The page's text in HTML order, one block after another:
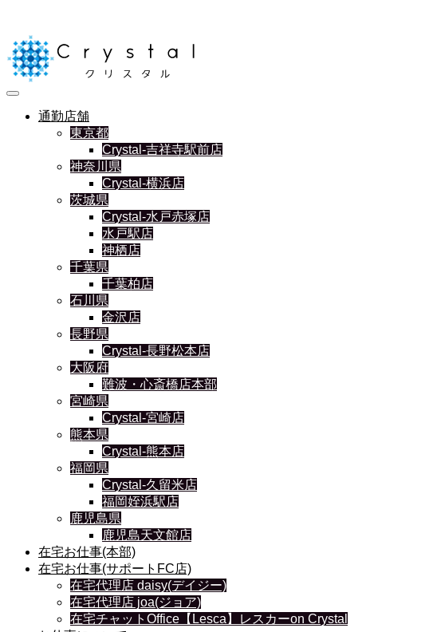
通勤店舗
東京都
Crystal-吉祥寺駅前店
神奈川県
Crystal-横浜店
茨城県
Crystal-水戸赤塚店
水戸駅店
神栖店
千葉県
千葉柏店
石川県
金沢店
長野県
Crystal-長野松本店
大阪府
難波・心斎橋店本部
宮崎県
Crystal-宮崎店
熊本県
Crystal-熊本店
福岡県
Crystal-久留米店
福岡姪浜駅店
鹿児島県
鹿児島天文館店
在宅お仕事(本部)
在宅お仕事(サポートFC店)
在宅代理店 daisy(デイジー)
在宅代理店 joa(ジョア)
在宅チャットOffice【Lesca】レスカーon Crystal